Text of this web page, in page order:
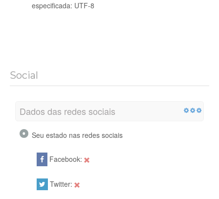
especificada: UTF-8
Social
Dados das redes sociais
Seu estado nas redes sociais
Facebook:
Twitter: